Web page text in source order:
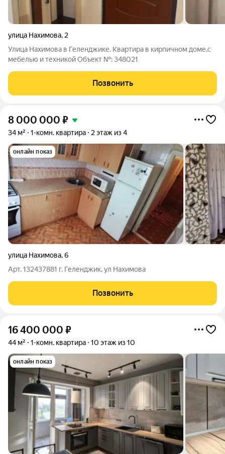
улица Нахимова, 2
Улица Нахимова в Геленджике. Квартира в кирпичном доме,с
мебелью и техникой Oбъект №: 348021
Позвонить
8 000 000 ₽
34 м² 1-комн. квартира 2 этаж из 4
онлайн показ
улица Нахимова,6
Арт. 132437881 г. Геленджик, ул Нахимова
Позвонить
16 400 000 ₽
44 м² 1-комн. квартира 10 этаж из 10
онлайн показ